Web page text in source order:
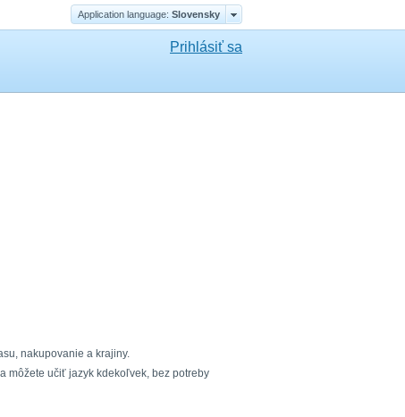
Application language: Slovensky
Prihlásiť sa
nakupovanie a krajiny.
môžete učiť jazyk kdekoľvek, bez potreby